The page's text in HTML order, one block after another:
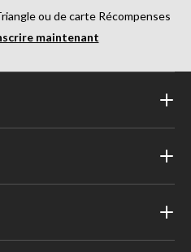
ou de carte Récompenses
maintenant